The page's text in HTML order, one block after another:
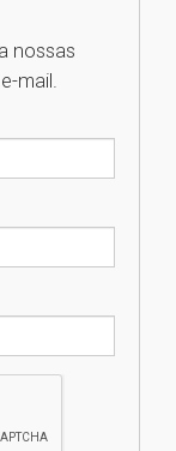
além da
é
Jabuti com
nossas
mail.